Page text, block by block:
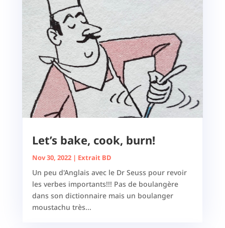
Let’s bake, cook, burn!
Nov 30, 2022| Extrait BD
Un peu d'Anglais avec le Dr Seuss pour revoir
les verbes importants!!! Pas de boulangère
dans son dictionnaire mais un boulanger
moustachu très...